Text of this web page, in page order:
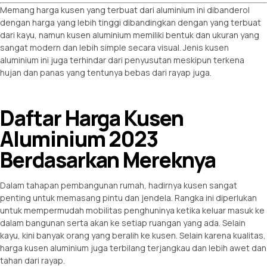
Memang harga kusen yang terbuat dari aluminium ini dibanderol
dengan harga yang lebih tinggi dibandingkan dengan yang terbuat
dari kayu, namun kusen aluminium memiliki bentuk dan ukuran yang
sangat modern dan lebih simple secara visual. Jenis kusen
aluminium ini juga terhindar dari penyusutan meskipun terkena
hujan dan panas yang tentunya bebas dari rayap juga.
Daftar Harga Kusen
Aluminium 2023
Berdasarkan Mereknya
Dalam tahapan pembangunan rumah, hadirnya kusen sangat
penting untuk memasang pintu dan jendela. Rangka ini diperlukan
untuk mempermudah mobilitas penghuninya ketika keluar masuk ke
dalam bangunan serta akan ke setiap ruangan yang ada. Selain
kayu, kini banyak orang yang beralih ke kusen. Selain karena kualitas,
harga kusen aluminium juga terbilang terjangkau dan lebih awet dan
tahan dari rayap.